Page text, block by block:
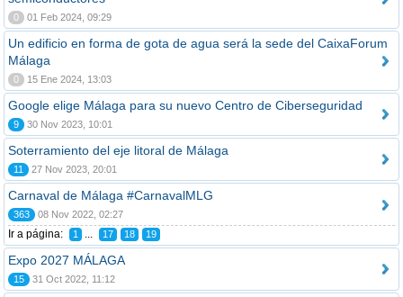
0 01 Feb 2024, 09:29
Un edificio en forma de gota de agua será la sede del CaixaForum
Málaga
0 15 Ene 2024, 13:03
Google elige Málaga para su nuevo Centro de Ciberseguridad
9 30 Nov 2023, 10:01
Soterramiento del eje litoral de Málaga
11 27 Nov 2023, 20:01
Carnaval de Málaga #CarnavalMLG
363 08 Nov 2022, 02:27
Ir a página: 1 ... 17 18 19
Expo 2027 MÁLAGA
15 31 Oct 2022, 11:12